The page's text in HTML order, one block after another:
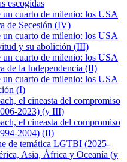
escogidas
un cuarto de milenio: los USA
de Secesión (IV)
un cuarto de milenio: los USA
y su abolición (III)
un cuarto de milenio: los USA
de la Independencia (II)
un cuarto de milenio: los USA
(I)
el cineasta del compromiso
2023) (y III)
el cineasta del compromiso
2004) (II)
de temática LGTBI (2025-
Asia, África y Oceanía (y